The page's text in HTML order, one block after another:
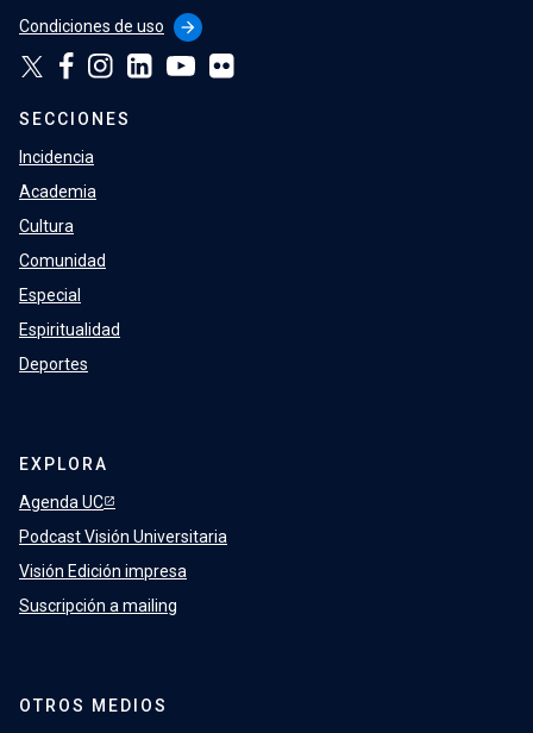
Condiciones de uso
arrow_forward
SECCIONES
Incidencia
Academia
Cultura
Comunidad
Especial
Espiritualidad
Deportes
EXPLORA
Agenda UC
Podcast Visión Universitaria
Visión Edición impresa
Suscripción a mailing
OTROS MEDIOS